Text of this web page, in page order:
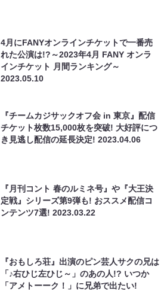
4月にFANYオンラインチケットで一番売
れた公演は!?～2023年4月 FANY オンラ
インチケット 月間ランキング～
2023.05.10
『チームカジサックオフ会 in 東京』配信
チケット枚数15,000枚を突破! 大好評につ
き見逃し配信の延長決定!2023.04.06
『月刊コント 春のルミネ号』や『大王決
定戦』シリーズ第9弾も! おススメ配信コ
ンテンツ7選!2023.03.22
『おもしろ荘』出演のピン芸人サクの兄は
「♪右ひじ左ひじ～」のあの人!? いつか
「アメトーーク！」に兄弟で出たい!